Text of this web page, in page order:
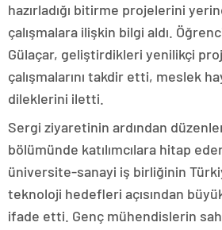
hazırladığı bitirme projelerini
çalışmalara ilişkin bilgi aldı.
Gülaçar, geliştirdikleri yenilikçi
çalışmalarını takdir etti, meslek
dileklerini iletti.
Sergi ziyaretinin ardından
bölümünde katılımcılara hitap
üniversite-sanayi iş birliğinin
teknoloji hedefleri açısından büyük
ifade etti. Genç mühendislerin